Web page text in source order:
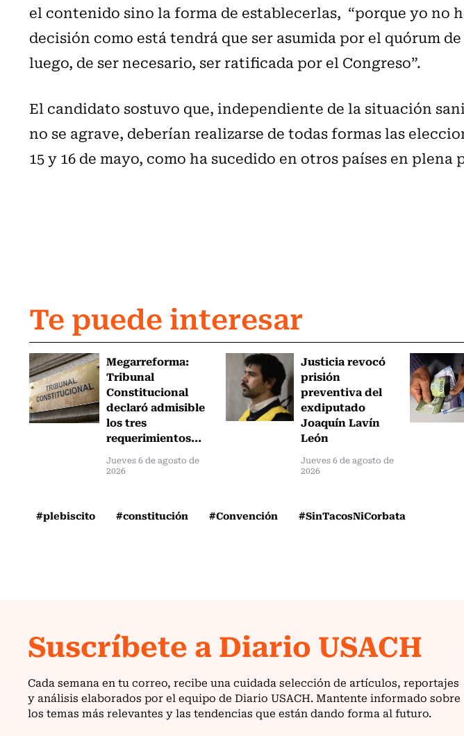
el contenido sino la forma de establecerlas, “porque yo no
decisión como está tendrá que ser asumida por el quórum de
luego, de ser necesario, ser ratificada por el Congreso”.
El candidato sostuvo que, independiente de la situación
no se agrave, deberían realizarse de todas formas las
15 y 16 de mayo, como ha sucedido en otros países en plena
Te puede interesar
Megarreforma:
Tribunal
Constitucional
declaró admisible
los tres
requerimientos...
Jueves 6 de agosto de
2026
Justicia revocó
prisión
preventiva del
exdiputado
Joaquín Lavín
León
Jueves 6 de agosto de
2026
#plebiscito #constitución #Convención #SinTacosNiCorbata